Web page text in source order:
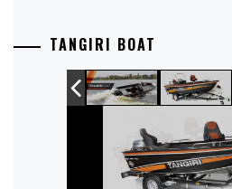
TANGIRI BOAT